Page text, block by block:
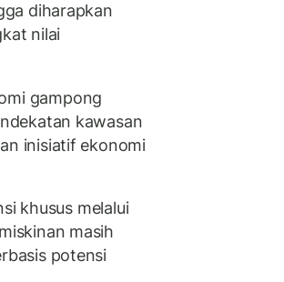
diharapkan
nilai
gampong
kawasan
inisiatif ekonomi
khusus melalui
masih
potensi